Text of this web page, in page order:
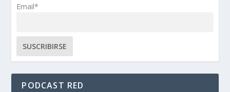
Email*
PODCAST RED